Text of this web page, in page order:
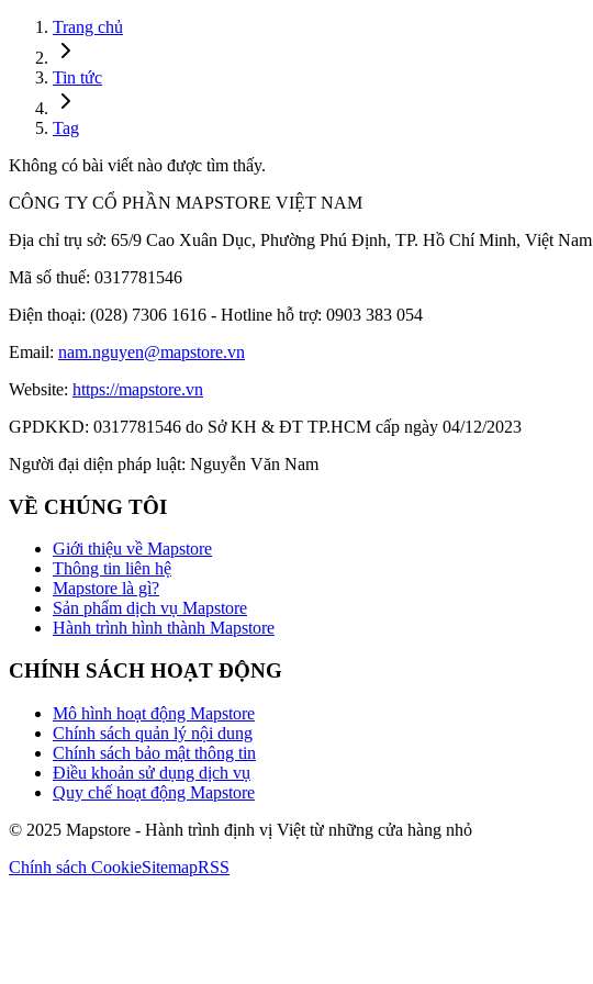
Trang chủ
Tin tức
Tag
Không có bài viết nào được tìm thấy.
CÔNG TY CỔ PHẦN MAPSTORE VIỆT NAM
Địa chỉ trụ sở: 65/9 Cao Xuân Dục, Phường Phú Định, TP. Hồ Chí Minh, Việt Nam
Mã số thuế: 0317781546
Điện thoại: (028) 7306 1616 - Hotline hỗ trợ: 0903 383 054
Email: nam.nguyen@mapstore.vn
Website: https://mapstore.vn
GPDKKD: 0317781546 do Sở KH & ĐT TP.HCM cấp ngày 04/12/2023
Người đại diện pháp luật: Nguyễn Văn Nam
VỀ CHÚNG TÔI
Giới thiệu về Mapstore
Thông tin liên hệ
Mapstore là gì?
Sản phẩm dịch vụ Mapstore
Hành trình hình thành Mapstore
CHÍNH SÁCH HOẠT ĐỘNG
Mô hình hoạt động Mapstore
Chính sách quản lý nội dung
Chính sách bảo mật thông tin
Điều khoản sử dụng dịch vụ
Quy chế hoạt động Mapstore
© 2025 Mapstore - Hành trình định vị Việt từ những cửa hàng nhỏ
Chính sách CookieSitemapRSS